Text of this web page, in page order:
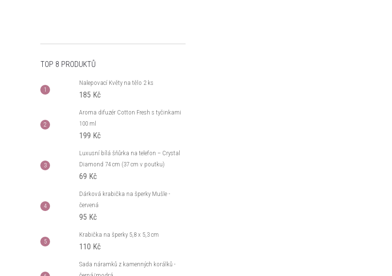
TOP 8 PRODUKTŮ
Nalepovací Květy na tělo 2 ks
185 Kč
Aroma difuzér Cotton Fresh s tyčinkami
100 ml
199 Kč
Luxusní bílá šňůrka na telefon – Crystal
Diamond 74 cm (37 cm v poutku)
69 Kč
Dárková krabička na šperky Mušle -
červená
95 Kč
Krabička na šperky 5,8 x 5,3 cm
110 Kč
Sada náramků z kamenných korálků -